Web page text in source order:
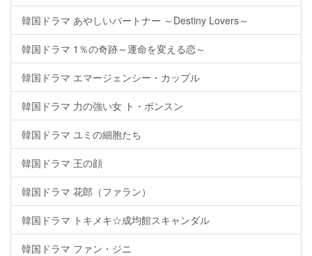
韓国ドラマ あやしいパートナー ～Destiny Lovers～
韓国ドラマ 1％の奇跡～運命を変える恋～
韓国ドラマ エマージェンシー・カップル
韓国ドラマ 力の強い女 ト・ボンスン
韓国ドラマ ユミの細胞たち
韓国ドラマ 王の顔
韓国ドラマ 花郎（ファラン）
韓国ドラマ トキメキ☆成均館スキャンダル
韓国ドラマ ファン・ジニ